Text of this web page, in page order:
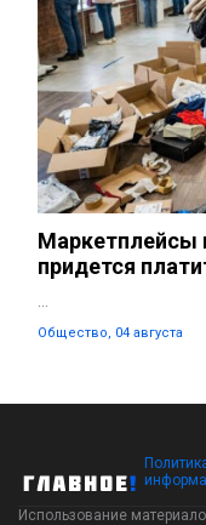
Маркетплейсы
придется
Общество, 04 августа
Использование